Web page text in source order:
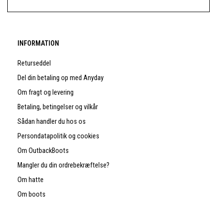
INFORMATION
Returseddel
Del din betaling op med Anyday
Om fragt og levering
Betaling, betingelser og vilkår
Sådan handler du hos os
Persondatapolitik og cookies
Om OutbackBoots
Mangler du din ordrebekræftelse?
Om hatte
Om boots